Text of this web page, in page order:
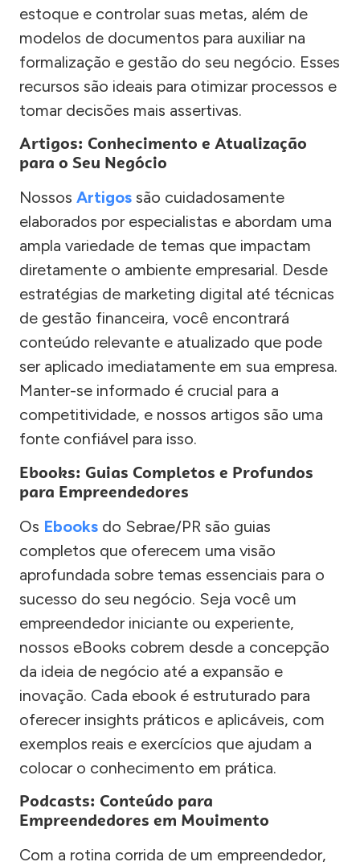
estoque e controlar suas metas, além de
modelos de documentos para auxiliar na
formalização e gestão do seu negócio. Esses
recursos são ideais para otimizar processos e
tomar decisões mais assertivas.
Artigos: Conhecimento e Atualização
para o Seu Negócio
Nossos Artigos são cuidadosamente
elaborados por especialistas e abordam uma
ampla variedade de temas que impactam
diretamente o ambiente empresarial. Desde
estratégias de marketing digital até técnicas
de gestão financeira, você encontrará
conteúdo relevante e atualizado que pode
ser aplicado imediatamente em sua empresa.
Manter-se informado é crucial para a
competitividade, e nossos artigos são uma
fonte confiável para isso.
Ebooks: Guias Completos e Profundos
para Empreendedores
Os Ebooks do Sebrae/PR são guias
completos que oferecem uma visão
aprofundada sobre temas essenciais para o
sucesso do seu negócio. Seja você um
empreendedor iniciante ou experiente,
nossos eBooks cobrem desde a concepção
da ideia de negócio até a expansão e
inovação. Cada ebook é estruturado para
oferecer insights práticos e aplicáveis, com
exemplos reais e exercícios que ajudam a
colocar o conhecimento em prática.
Podcasts: Conteúdo para
Empreendedores em Movimento
Com a rotina corrida de um empreendedor,